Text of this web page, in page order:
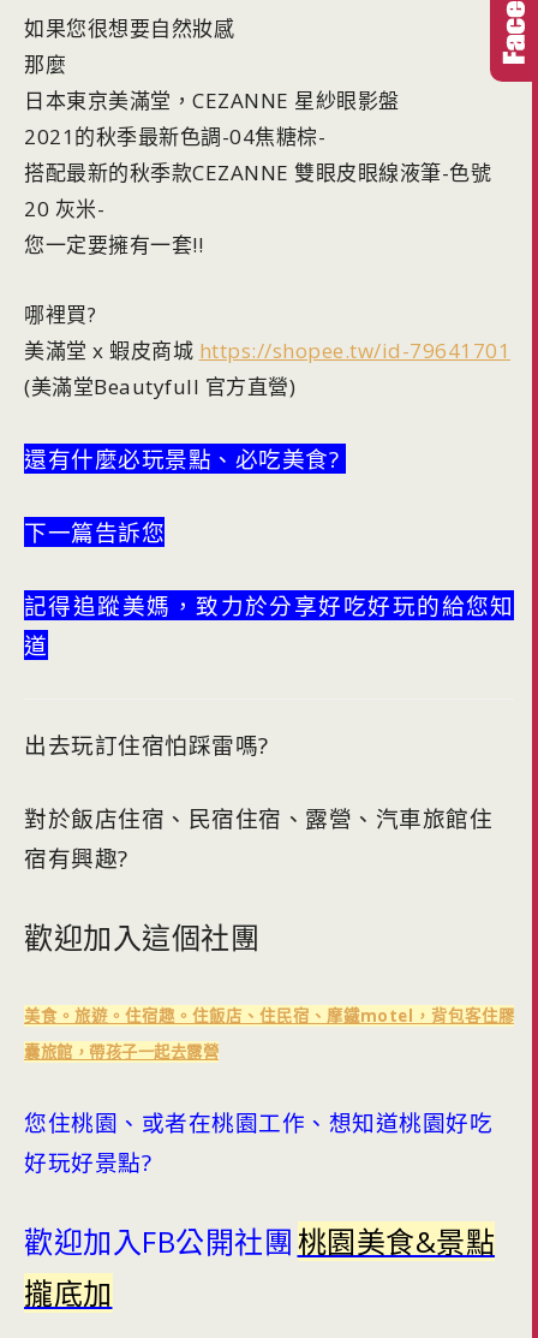
如果您很想要自然妝感
那麼
日本東京美滿堂，CEZANNE 星紗眼影盤
2021的秋季最新色調-04焦糖棕-
搭配最新的秋季款CEZANNE 雙眼皮眼線液筆-色號
20 灰米-
您一定要擁有一套!!
哪裡買?
美滿堂 x 蝦皮商城 https://shopee.tw/id-79641701
(美滿堂Beautyfull 官方直營)
還有什麼必玩景點、必吃美食?
下一篇告訴您
記得追蹤美媽，致力於分享好吃好玩的給您知
道
出去玩訂住宿怕踩雷嗎?
對於飯店住宿、民宿住宿、露營、汽車旅館住
宿有興趣?
歡迎加入這個社團
美食。旅遊。住宿趣。住飯店、住民宿、摩鐵motel，背包客住膠
囊旅館，帶孩子一起去露營
您住桃園、或者在桃園工作、想知道桃園好吃
好玩好景點?
歡迎加入FB公開社團桃園美食&景點
攏底加